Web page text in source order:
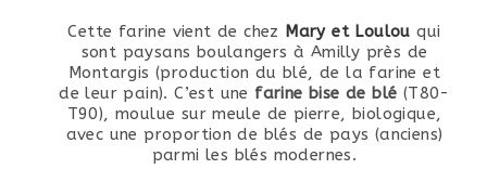
Cette farine vient de chez Mary et Loulou qui
sont paysans boulangers à Amilly près de
Montargis (production du blé, de la farine et
de leur pain). C’est une farine bise de blé (T80-
T90), moulue sur meule de pierre, biologique,
avec une proportion de blés de pays (anciens)
parmi les blés modernes.